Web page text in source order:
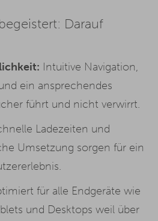
Darauf
Intuitive Navigation,
ein ansprechendes
führt und nicht verwirrt.
Ladezeiten und
Umsetzung sorgen für ein
für alle Endgeräte wie
und Desktops weil über